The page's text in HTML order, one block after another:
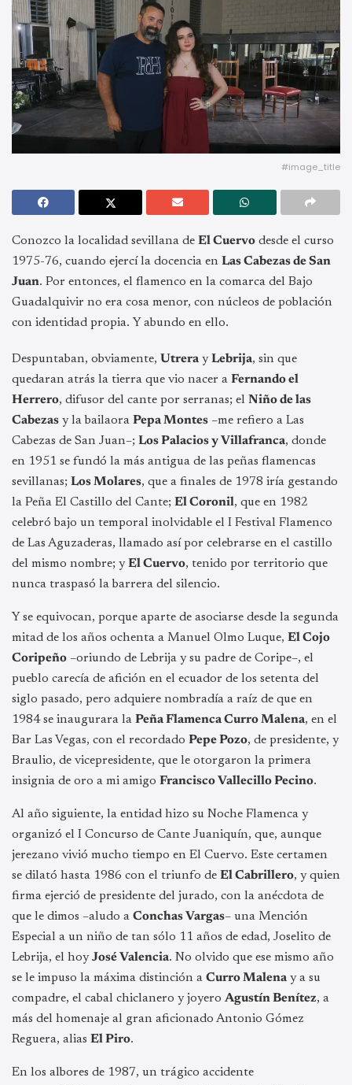
#image_title
Conozco la localidad sevillana de El Cuervo desde el curso
1975-76, cuando ejercí la docencia en Las Cabezas de San
Juan. Por entonces, el flamenco en la comarca del Bajo
Guadalquivir no era cosa menor, con núcleos de población
con identidad propia. Y abundo en ello.
Despuntaban, obviamente, Utrera yLebrija, sin que
quedaran atrás la tierra que vio nacer a Fernando el
Herrero, difusor del cante por serranas; el Niño de las
Cabezas y la bailaora Pepa Montes –me refiero a Las
Cabezas de San Juan–; Los Palacios y Villafranca, donde
en 1951 se fundó la más antigua de las peñas flamencas
sevillanas; Los Molares, que a finales de 1978 iría gestando
la Peña El Castillo del Cante; El Coronil, que en 1982
celebró bajo un temporal inolvidable el I Festival Flamenco
de Las Aguzaderas, llamado así por celebrarse en el castillo
del mismo nombre; yEl Cuervo, tenido por territorio que
nunca traspasó la barrera del silencio.
Y se equivocan, porque aparte de asociarse desde la segunda
mitad de los años ochenta a Manuel Olmo Luque, El Cojo
Coripeño –oriundo de Lebrija y su padre de Coripe–, el
pueblo carecía de afición en el ecuador de los setenta del
siglo pasado, pero adquiere nombradía a raíz de que en
1984 se inaugurara la Peña Flamenca Curro Malena, en el
Bar Las Vegas, con el recordado Pepe Pozo, de presidente, y
Braulio, de vicepresidente, que le otorgaron la primera
insignia de oro a mi amigo Francisco Vallecillo Pecino.
Al año siguiente, la entidad hizo su Noche Flamenca y
organizó el I Concurso de Cante Juaniquín, que, aunque
jerezano vivió mucho tiempo en El Cuervo. Este certamen
se dilató hasta 1986 con el triunfo de El Cabrillero, y quien
firma ejerció de presidente del jurado, con la anécdota de
que le dimos –aludo a Conchas Vargas– una Mención
Especial a un niño de tan sólo 11 años de edad, Joselito de
Lebrija, el hoyJosé Valencia. No olvido que ese mismo año
se le impuso la máxima distinción a Curro Malena y a su
compadre, el cabal chiclanero y joyero Agustín Benítez, a
más del homenaje al gran aficionado Antonio Gómez
Reguera, alias El Piro.
En los albores de 1987, un trágico accidente